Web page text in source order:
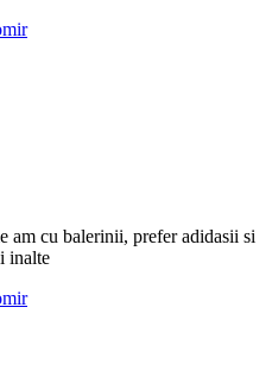
am cu balerinii, prefer adidasii si
inalte